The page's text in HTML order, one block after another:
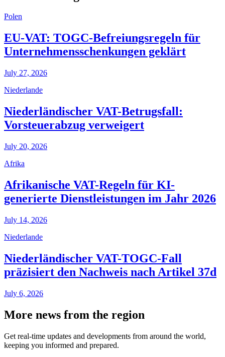
Polen
EU-VAT: TOGC-Befreiungsregeln für
Unternehmensschenkungen geklärt
July 27, 2026
Niederlande
Niederländischer VAT-Betrugsfall:
Vorsteuerabzug verweigert
July 20, 2026
Afrika
Afrikanische VAT-Regeln für KI-
generierte Dienstleistungen im Jahr 2026
July 14, 2026
Niederlande
Niederländischer VAT-TOGC-Fall
präzisiert den Nachweis nach Artikel 37d
July 6, 2026
More news from the region
Get real-time updates and developments from around the world,
keeping you informed and prepared.